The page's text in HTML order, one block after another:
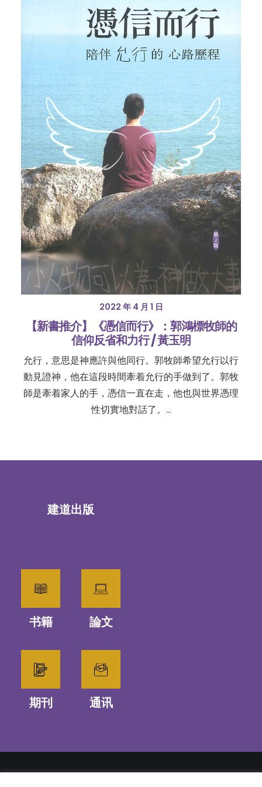
2022 年 4 月 1 日
【新書推介】《憑信而行》：郭鴻標牧師的
信仰反省和力行 / 黃玉明
允行，意思是神應許與他同行。郭牧師希望允行以行
動見證神，他在這段時間牽着允行的手做到了。郭牧
師是牽着家人的手，憑信一直在走，他也與世界憑理
性切實地對話了。…
建道出版
书籍 論文
期刊 通讯